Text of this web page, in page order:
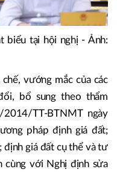
biểu tại hội nghị - Ảnh:
vướng mắc của các